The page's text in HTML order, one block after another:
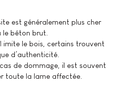
est généralement plus cher
béton brut.
imite le bois, certains trouvent
d’authenticité.
de dommage, il est souvent
toute la lame affectée.